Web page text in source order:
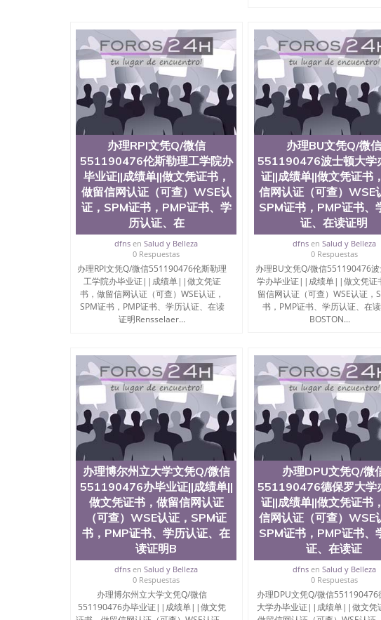
办理RPI文凭Q/微信
551190476伦斯勒理工学院办
毕业证||成绩单||做文凭证书，
做留信网认证（可查）WSE认
证，SPM证书，PMP证书、学
历认证、在
dfns enSalud y Belleza
0 Respuestas
办理RPI文凭Q/微信551190476伦斯勒理
工学院办毕业证||成绩单||做文凭证
书，做留信网认证（可查）WSE认证，
SPM证书，PMP证书、学历认证、在读
证明Rensselaer...
办理BU文凭Q/微信
551190476波士顿大学
证||成绩单||做文凭证书
信网认证（可查）WSE
SPM证书，PMP证书、
证、在读证明
dfnsen Salud y Belleza
0 Respuestas
办理BU文凭Q/微信551190476
学办毕业证||成绩单||做文凭证
留信网认证（可查）WSE认证，
书，PMP证书、学历认证、在
BOSTON...
办理博尔州立大学文凭Q/微信
551190476办毕业证||成绩单||
做文凭证书，做留信网认证
（可查）WSE认证，SPM证
书，PMP证书、学历认证、在
读证明B
dfns enSalud y Belleza
0 Respuestas
办理博尔州立大学文凭Q/微信
551190476办毕业证||成绩单||做文凭
办理DPU文凭Q/微
551190476德保罗大学
证||成绩单||做文凭证书
信网认证（可查）WSE
SPM证书，PMP证书、
证、在读证
dfnsen Salud y Belleza
0 Respuestas
办理DPU文凭Q/微信551190476
大学办毕业证||成绩单||做文凭